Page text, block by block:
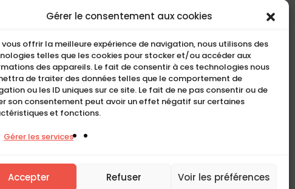
Gérer le consentement aux cookies
vous offrir la meilleure expérience de navigation, nous utilisons des
telles que les cookies pour stocker et/ou accéder aux
des appareils. Le fait de consentir à ces technologies nous
de traiter des données telles que le comportement de
ou les ID uniques sur ce site. Le fait de ne pas consentir ou de
son consentement peut avoir un effet négatif sur certaines
et fonctions.
Gérer les services
Accepter Refuser Voir les préférences
COMPACT
95195 BP30523
Goussainville Cedex Val
d’Oise France.
01 34 04 76 50